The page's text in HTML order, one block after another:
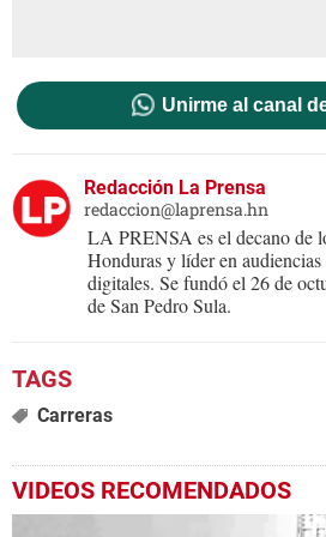
Unirme al canal
Redacción La Prensa
redaccion@laprensa.hn
LA PRENSA es el decano de
Honduras y líder en audiencias
digitales. Se fundó el 26 de
de San Pedro Sula.
Carreras
VIDEOS RECOMENDADOS